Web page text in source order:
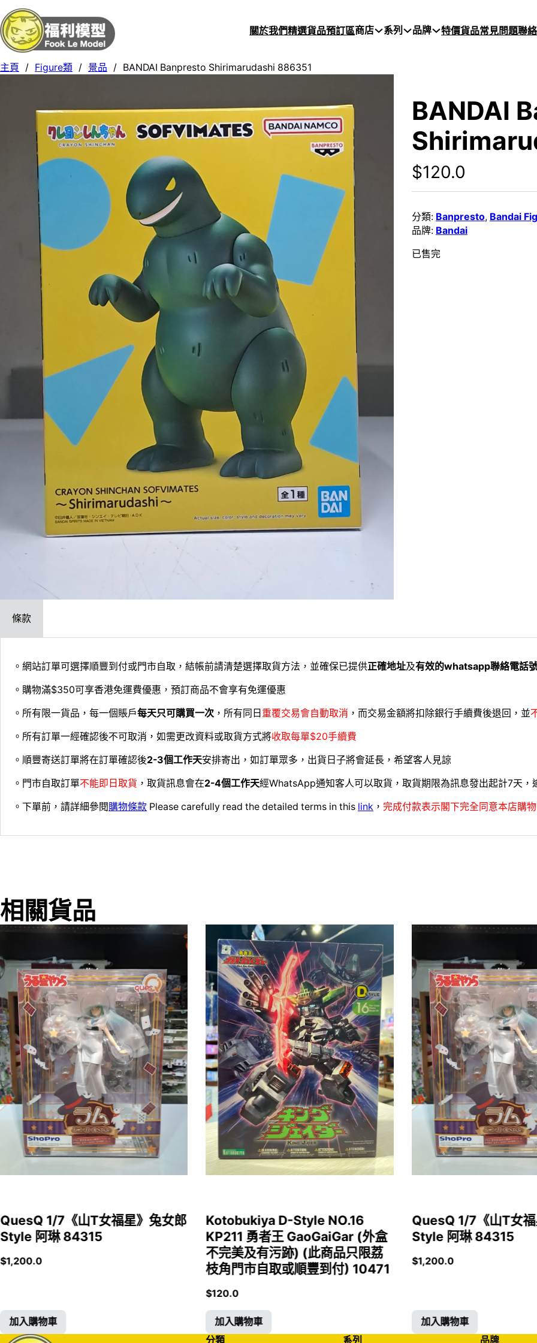
關於我們精選貨品預訂區商店 系列 品牌 特價貨品常見問題聯
主頁 / Figure類 / 景品 / BANDAI Banpresto Shirimarudashi 886351
BANDAI
$120.0
分類: Banpresto, Bandai
品牌: Bandai
已售完
條款
。網站訂單可選擇順豐到付或門市自取，結帳前請清楚選擇取貨方法，並確保已提供正確地址及有效的whatsapp聯絡電話
。購物滿$350可享香港免運費優惠，預訂商品不會享有免運優惠
。所有限一貨品，每一個賬戶每天只可購買一次 ，所有同日 重覆交易會自動取消 ，而交易金額將扣除銀行手續費後退回，並
。所有訂單一經確認後不可取消，如需更改資料或取貨方式將收取每單$20手續費
。順豐寄送訂單將在訂單確認後2-3個工作天安排寄出，如訂單眾多，出貨日子將會延長，希望客人見諒
。門市自取訂單不能即日取貨 ，取貨訊息會在2-4個工作天經WhatsApp通知客人可以取貨，取貨期限為訊息發出起計7天，
。下單前，請詳細參閱購物條款 Please carefully read the detailed terms in this link ， 完成付款表示閣下完全同意本店購
相關貨品
QuesQ 1/7《山T女福星》兔女郎
Style 阿琳 84315
$1,200.0
加入購物車
Kotobukiya D-Style NO.16
KP211 勇者王 GaoGaiGar (外盒
不完美及有污跡) (此商品只限荔
枝角門市自取或順豐到付) 10471
$120.0
加入購物車
QuesQ 1/7《山T女
Style 阿琳 84315
$1,200.0
加入購物車
分類
系列 品牌